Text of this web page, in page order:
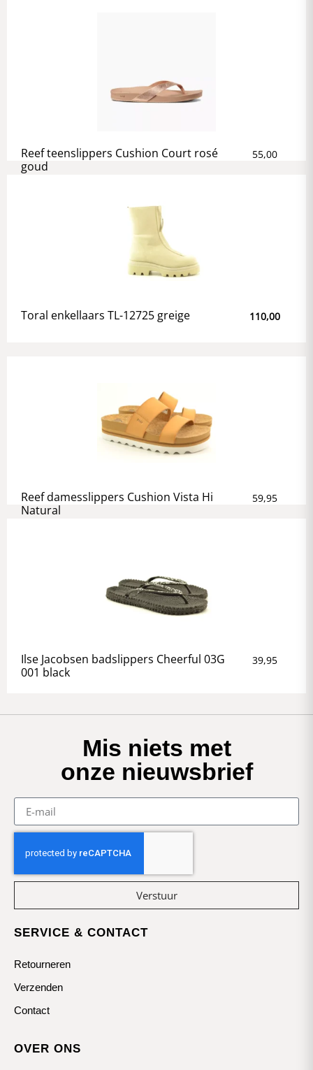
Reef teenslippers Cushion Court rosé
goud
55,00
Toral enkellaars TL-12725 greige 110,00
Reef damesslippers Cushion Vista Hi
Natural
59,95
Ilse Jacobsen badslippers Cheerful 03G
001 black
39,95
Mis niets met
onze nieuwsbrief
Verstuur
SERVICE & CONTACT
Retourneren
Verzenden
Contact
OVER ONS